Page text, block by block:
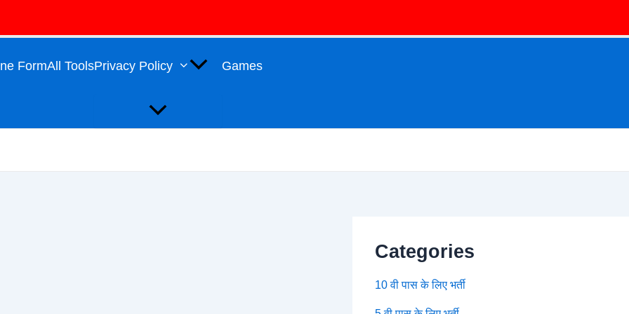
FormAll ToolsPrivacy Policy Games
Categories
10 वी पास के लिए भर्ती